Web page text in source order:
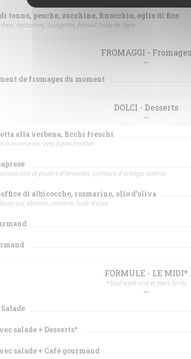
tonno, pesche, zucchine, finocchio, oglio di fico
nectarines, courgettes, fenouil, huile de figue
FROMAGGI - Fromages
de fromages du moment
DOLCI - Desserts
alla verbena, ficchi freschi
à la verveine, avec figues fraiches
noir et poudre d'amandes, confiture d'oranges amères
di albicocche, rosmarino, olio d'oliva
aux abricots, romarin, huile d'olive
FORMULE - LE MIDI*
*Sauf week-end et jours fériés
salade + Desserts*
salade + Café gourmand